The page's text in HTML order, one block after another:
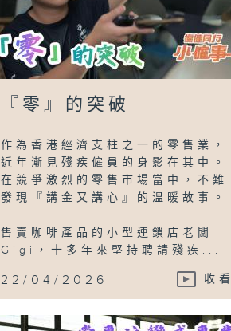
『零』的突破
作為香港經濟支柱之一的零售業，
近年漸見殘疾僱員的身影在其中。
在競爭激烈的零售市場當中，不難
發現『講金又講心』的溫暖故事。
售賣咖啡產品的小型連鎖店老闆
Gigi，十多年來堅持聘請殘疾...
22/04/2026 收看